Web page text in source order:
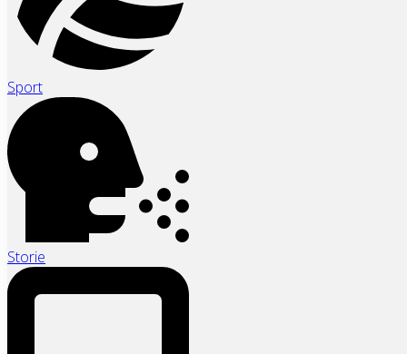
Sport
Storie